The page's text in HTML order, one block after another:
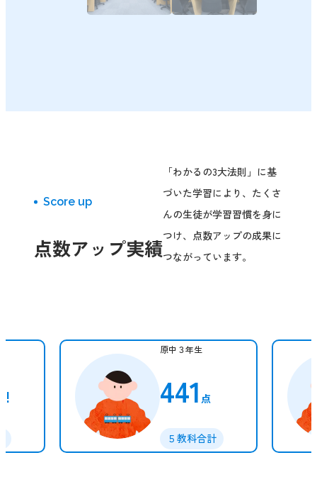
点数アップ実績
Score up
「わかるの3大法則」に基
づいた学習により、たくさ
んの生徒が学習習慣を身に
つけ、点数アップの成果に
つながっています。
原中３年生
60点 UP!
５教科合計